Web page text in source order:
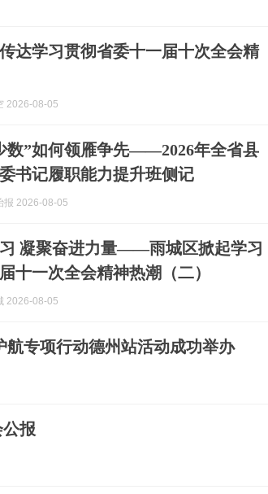
达学习贯彻省委十一届十次全会精
2026-08-05
数”如何领雁争先——2026年全省县
书记履职能力提升班侧记
报 2026-08-05
凝聚奋进力量——雨城区掀起学习
十一次全会精神热潮（二）
2026-08-05
航专项行动德州站活动成功举办
报